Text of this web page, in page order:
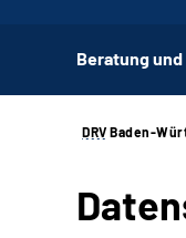
Beratung
DRV Baden-